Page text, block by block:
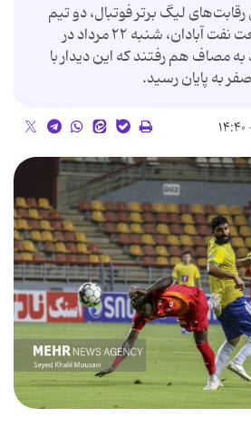
لیگ برتر فوتبال، دو تیم
فولاد خوزستان و صنعت نفت آبادان، شنبه ۲۲ مرداد در
مصاف هم رفتند که این دیدار با
به پایان رسید.